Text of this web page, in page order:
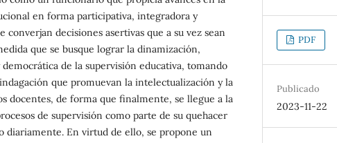
en forma participativa, integradora y
converjan decisiones asertivas que a su vez sean
que se busque lograr la dinamización,
de la supervisión educativa, tomando
que promuevan la intelectualización y la
docentes, de forma que finalmente, se llegue a la
de supervisión como parte de su quehacer
diariamente. En virtud de ello, se propone un
PDF
Publicado
2023-11-22